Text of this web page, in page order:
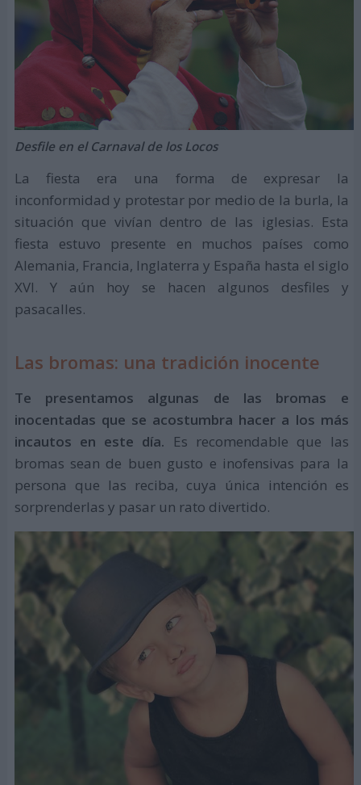
Desfile en el Carnaval de los Locos
La fiesta era una forma de expresar la
inconformidad y protestar por medio de la burla, la
situación que vivían dentro de las iglesias. Esta
fiesta estuvo presente en muchos países como
Alemania, Francia, Inglaterra y España hasta el siglo
XVI. Y aún hoy se hacen algunos desfiles y
pasacalles.
Las bromas: una tradición inocente
Te presentamos algunas de las bromas e
inocentadas que se acostumbra hacer a los más
incautos en este día. Es recomendable que las
bromas sean de buen gusto e inofensivas para la
persona que las reciba, cuya única intención es
sorprenderlas y pasar un rato divertido.